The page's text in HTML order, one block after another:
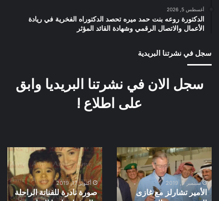
أغسطس 5, 2026
الدكتورة روعه بنت حمد ميره تحصد الدكتوراه الفخرية في ريادة
الأعمال والاتصال الرقمي وشهادة القائد المؤثر
سجل في نشرتنا البريدية
سجل الان في نشرتنا البريديا وابق
على اطلاع !
الأمير
تشارلز
مع
غازى
القصيبى
سبتمبر 9, 2019
الأمير تشارلز مع غازى
صورة
نادرة
للفنانة
الراحلة
هالة
أكتوبر 17, 2019
صورة نادرة للفنانة الراحلة